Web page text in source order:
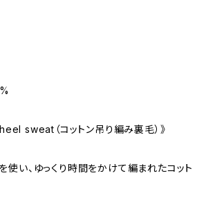
sweat（コットン吊り編み裏毛）》
使い、ゆっくり時間をかけて編まれたコット